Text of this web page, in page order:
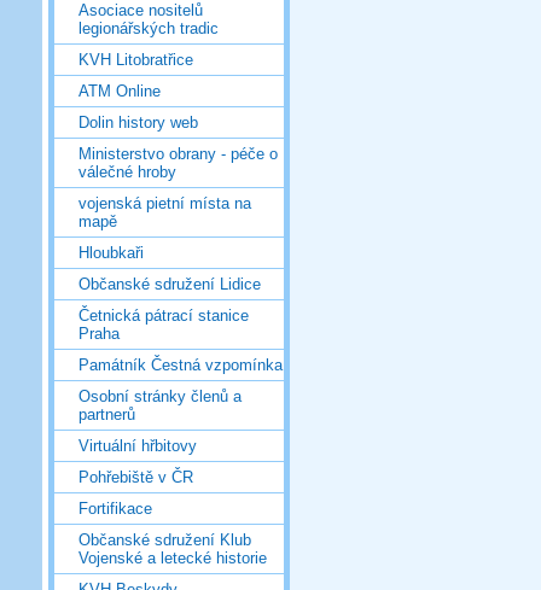
Asociace nositelů
legionářských tradic
KVH Litobratřice
ATM Online
Dolin history web
Ministerstvo obrany - péče o
válečné hroby
vojenská pietní místa na
mapě
Hloubkaři
Občanské sdružení Lidice
Četnická pátrací stanice
Praha
Památník Čestná vzpomínka
Osobní stránky členů a
partnerů
Virtuální hřbitovy
Pohřebiště v ČR
Fortifikace
Občanské sdružení Klub
Vojenské a letecké historie